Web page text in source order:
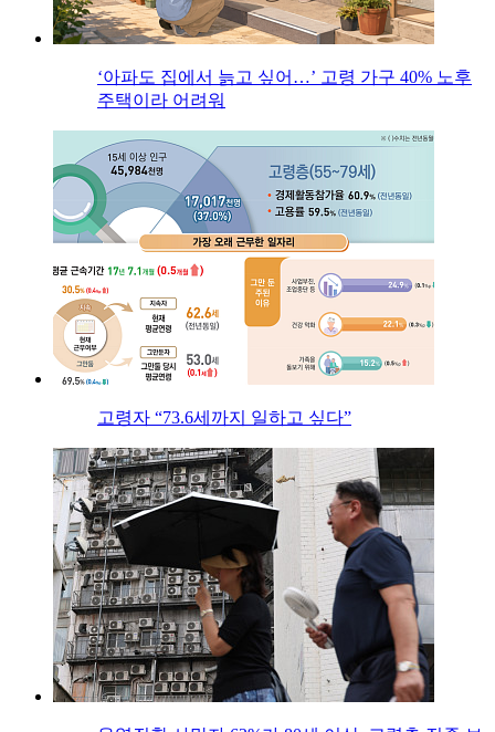
‘아파도 집에서 늙고 싶어…’ 고령 가구 40% 노후
주택이라 어려워
고령자 “73.6세까지 일하고 싶다”